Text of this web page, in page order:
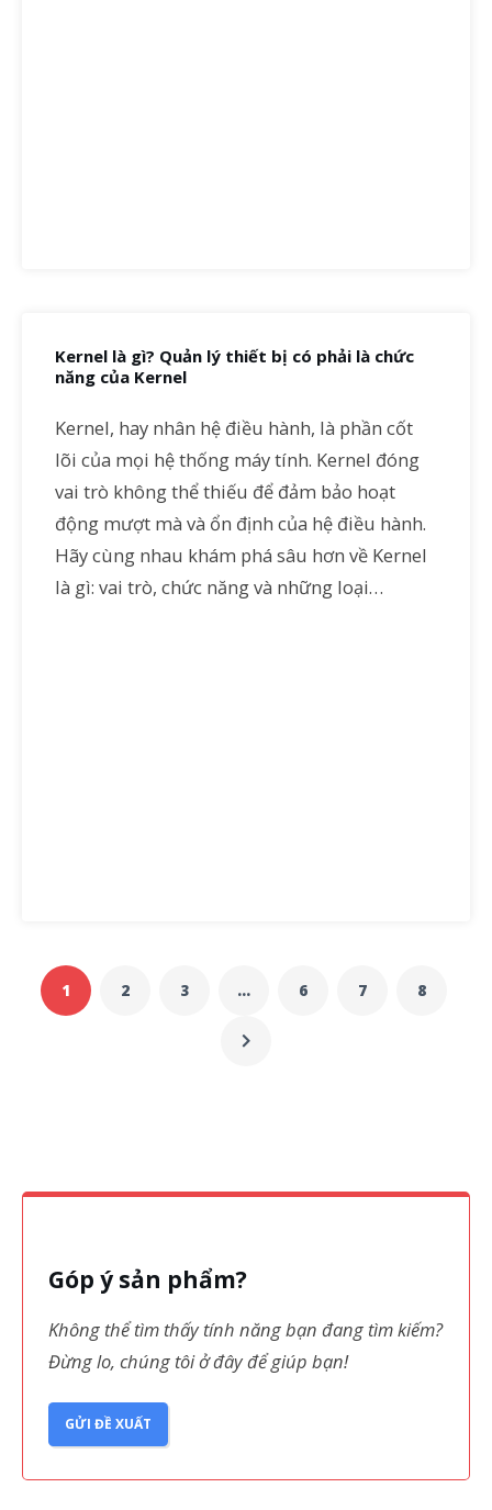
Kernel là gì? Quản lý thiết bị có phải là chức
năng của Kernel
Kernel, hay nhân hệ điều hành, là phần cốt
lõi của mọi hệ thống máy tính. Kernel đóng
vai trò không thể thiếu để đảm bảo hoạt
động mượt mà và ổn định của hệ điều hành.
Hãy cùng nhau khám phá sâu hơn về Kernel
là gì: vai trò, chức năng và những loại…
1 2 3 … 6 7 8
Góp ý sản phẩm?
Không thể tìm thấy tính năng bạn đang tìm kiếm?
Đừng lo, chúng tôi ở đây để giúp bạn!
GỬI ĐỀ XUẤT